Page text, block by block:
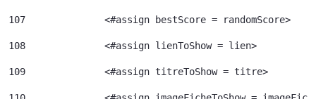
107
              <#assign bestScore = randomScore>
108
              <#assign lienToShow = lien>
109
              <#assign titreToShow = titre>